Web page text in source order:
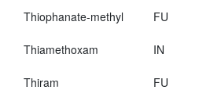
Thiophanate-methyl FU
Thiamethoxam
IN
Thiram FU